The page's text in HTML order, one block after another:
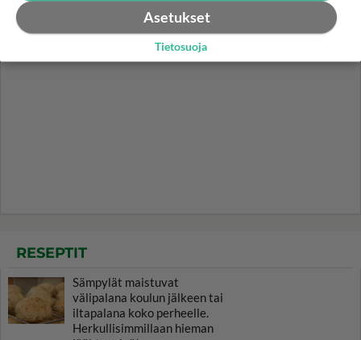
RESEPTIT
Sämpylät maistuvat
välipalana koulun jälkeen tai
iltapalana koko perheelle.
Herkullisimmillaan hieman
Asetukset
Tietosuoja